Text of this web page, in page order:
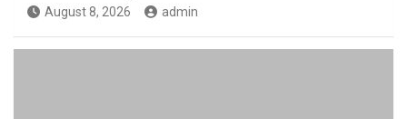
August 8, 2026 admin